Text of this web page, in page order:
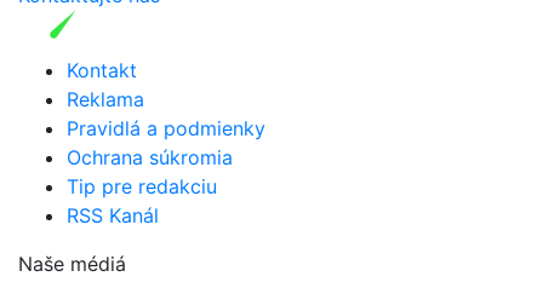
Kontakt
Reklama
Pravidlá a podmienky
Ochrana súkromia
Tip pre redakciu
RSS Kanál
Naše médiá